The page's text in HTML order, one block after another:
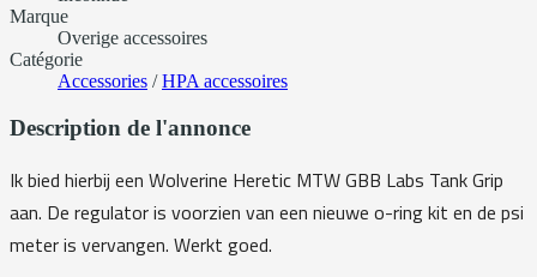
Marque
Overige accessoires
Catégorie
Accessories /HPA accessoires
Description de l'annonce
Ik bied hierbij een Wolverine Heretic MTW GBB Labs Tank Grip
aan. De regulator is voorzien van een nieuwe o-ring kit en de psi
meter is vervangen. Werkt goed.